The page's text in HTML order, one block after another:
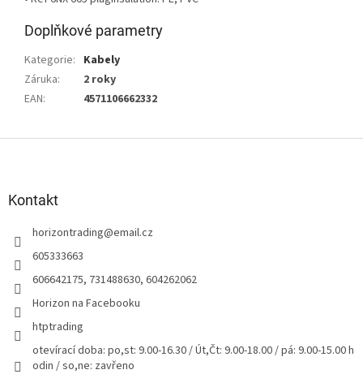
Doplňkové parametry
Kategorie: Kabely
Záruka:
2 roky
EAN: 4571106662332
Kontakt
horizontrading@email.cz
605333663
606642175, 731488630, 604262062
Horizon na Facebooku
htptrading
otevírací doba: po,st: 9.00-16.30 / Út,Čt: 9.00-18.00 / pá: 9.00-15.00 h
odin / so,ne: zavřeno